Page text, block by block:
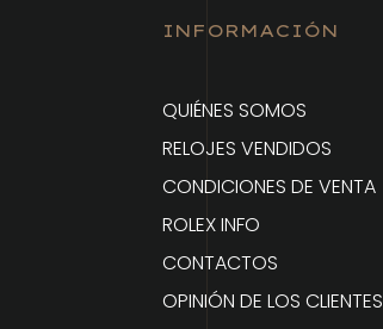
INFORMACIÓN
QUIÉNES SOMOS
RELOJES VENDIDOS
CONDICIONES DE VENTA
ROLEX INFO
CONTACTOS
OPINIÓN DE LOS CLIENTES